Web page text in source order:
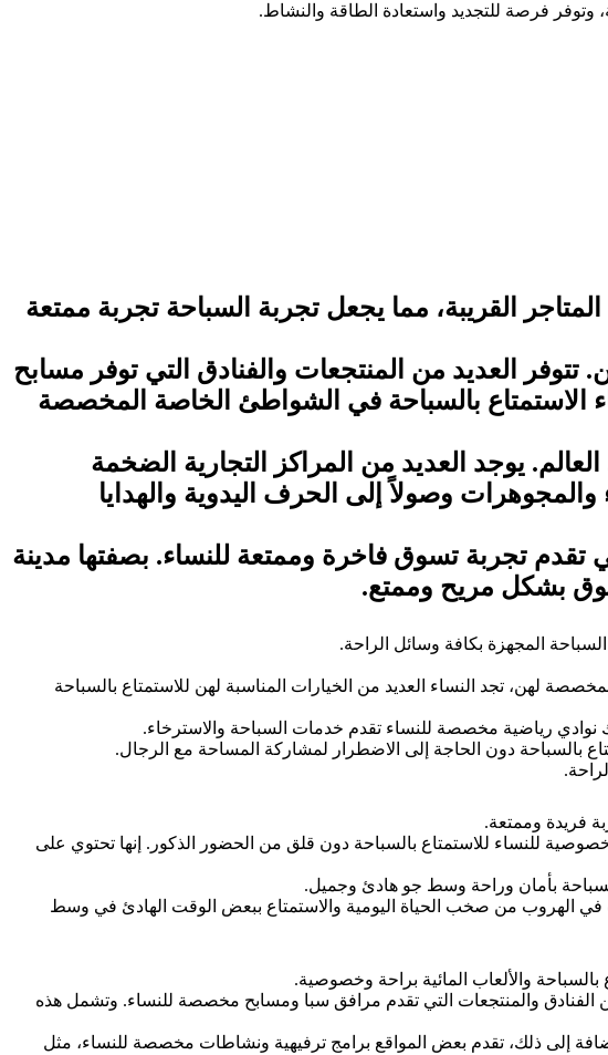
وتوفر فرصة للتجديد واستعادة الطاقة والنشاط.
القريبة، مما يجعل تجربة السباحة تجربة ممتعة
العديد من المنتجعات والفنادق التي توفر مسابح
الاستمتاع بالسباحة في الشواطئ الخاصة المخصصة
يوجد العديد من المراكز التجارية الضخمة
وصولاً إلى الحرف اليدوية والهدايا
تقدم تجربة تسوق فاخرة وممتعة للنساء. بصفتها مدينة
بشكل مريح وممتع.
المجهزة بكافة وسائل الراحة.
لهن، تجد النساء العديد من الخيارات المناسبة لهن للاستمتاع بالسباحة
رياضية مخصصة للنساء تقدم خدمات السباحة والاسترخاء.
بالسباحة دون الحاجة إلى الاضطرار لمشاركة المساحة مع الرجال.
فريدة وممتعة.
للنساء للاستمتاع بالسباحة دون قلق من الحضور الذكور. إنها تحتوي على
بالسباحة بأمان وراحة وسط جو هادئ وجميل.
في الهروب من صخب الحياة اليومية والاستمتاع ببعض الوقت الهادئ في وسط
والألعاب المائية براحة وخصوصية.
الفنادق والمنتجعات التي تقدم مرافق سبا ومسابح مخصصة للنساء. وتشمل هذه
إلى ذلك، تقدم بعض المواقع برامج ترفيهية ونشاطات مخصصة للنساء، مثل